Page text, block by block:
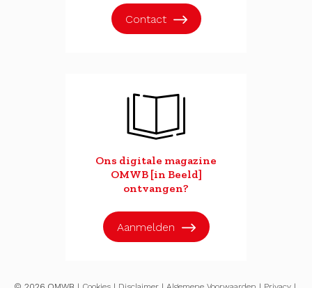
Contact
Ons digitale magazine
OMWB [in Beeld]
ontvangen?
Aanmelden